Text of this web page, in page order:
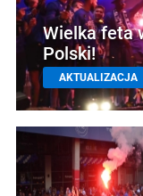
Wielka feta
Polski!
AKTUALIZACJA